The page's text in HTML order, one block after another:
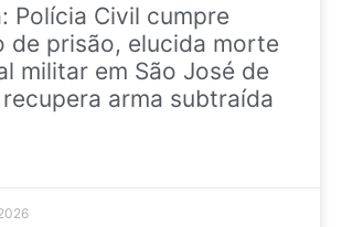
Polícia Civil cumpre
de prisão, elucida morte
militar em São José de
arma subtraída